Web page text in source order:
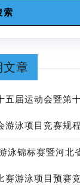
索
文章
五届运动会暨第
游泳项目竞赛规程
泳锦标赛暨河北
赛游泳项目预赛